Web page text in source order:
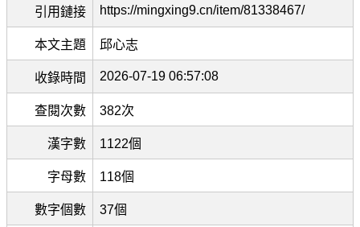
引用鏈接 https://mingxing9.cn/item/81338467/
本文主題 邱心志
收錄時間 2026-07-19 06:57:08
查閱次數 382次
漢字數 1122個
字母數 118個
數字個數 37個